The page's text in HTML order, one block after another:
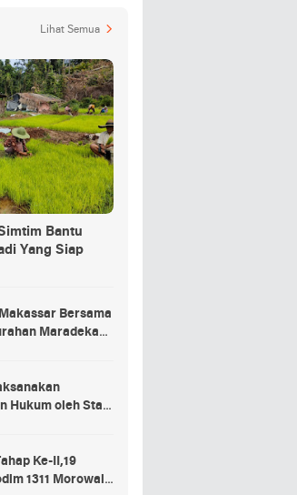
Lihat Semua
Bantu
Yang Siap
Bersama
Maradekaya
Hukum oleh Staf
Ke-II,19
1311 Morowali